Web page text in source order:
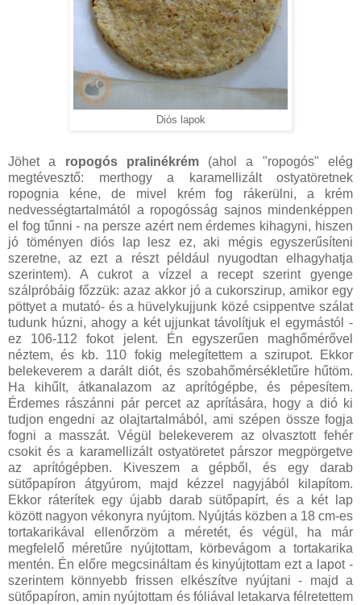
Diós lapok
Jöhet a ropogós pralinékrém(ahol a "ropogós" elég
megtévesztő: merthogy a karamellizált ostyatöretnek
ropognia kéne, de mivel krém fog rákerülni, a krém
nedvességtartalmától a ropogósság sajnos mindenképpen
el fog tűnni - na persze azért nem érdemes kihagyni, hiszen
jó töményen diós lap lesz ez, aki mégis egyszerűsíteni
szeretne, az ezt a részt például nyugodtan elhagyhatja
szerintem). A cukrot a vízzel a recept szerint gyenge
szálpróbáig főzzük: azaz akkor jó a cukorszirup, amikor egy
pöttyet a mutató- és a hüvelykujjunk közé csippentve szálat
tudunk húzni, ahogy a két ujjunkat távolítjuk el egymástól -
ez 106-112 fokot jelent. Én egyszerűen maghőmérővel
néztem, és kb. 110 fokig melegítettem a szirupot. Ekkor
belekeverem a darált diót, és szobahőmérsékletűre hűtöm.
Ha kihűlt, átkanalazom az aprítógépbe, és pépesítem.
Érdemes rászánni pár percet az aprítására, hogy a dió ki
tudjon engedni az olajtartalmából, ami szépen össze fogja
fogni a masszát. Végül belekeverem az olvasztott fehér
csokit és a karamellizált ostyatöretet párszor megpörgetve
az aprítógépben. Kiveszem a gépből, és egy darab
sütőpapíron átgyúrom, majd kézzel nagyjából kilapítom.
Ekkor ráterítek egy újabb darab sütőpapírt, és a két lap
között nagyon vékonyra nyújtom. Nyújtás közben a 18 cm-es
tortakarikával ellenőrzöm a méretét, és végül, ha már
megfelelő méretűre nyújtottam, körbevágom a tortakarika
mentén. Én előre megcsináltam és kinyújtottam ezt a lapot -
szerintem könnyebb frissen elkészítve nyújtani - majd a
sütőpapíron, amin nyújtottam és fóliával letakarva félretettem